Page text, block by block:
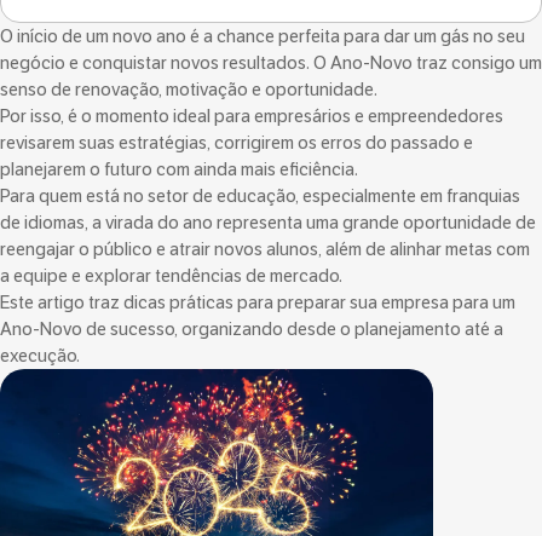
O início de um novo ano é a chance perfeita para dar um gás no seu
negócio e conquistar novos resultados. O Ano-Novo traz consigo um
senso de renovação, motivação e oportunidade.
Por isso, é o momento ideal para empresários e empreendedores
revisarem suas estratégias, corrigirem os erros do passado e
planejarem o futuro com ainda mais eficiência.
Para quem está no setor de educação, especialmente em franquias
de idiomas, a virada do ano representa uma grande oportunidade de
reengajar o público e atrair novos alunos, além de alinhar metas com
a equipe e explorar tendências de mercado.
Este artigo traz dicas práticas para preparar sua empresa para um
Ano-Novo de sucesso, organizando desde o planejamento até a
execução.